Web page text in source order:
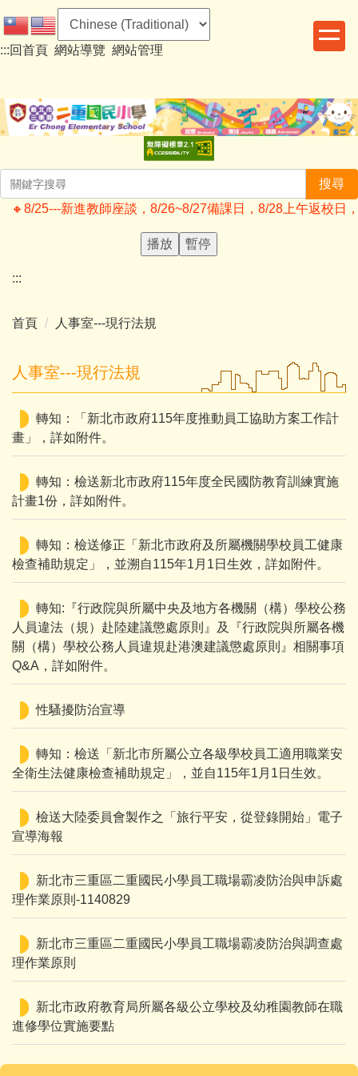
到
主
容
區
:::回首頁 網站導覽 網站管理
搜尋
🔸️8/25---新進教師座談，8/26~8/27備課日，8/28上午返校日
播放 暫停
:::
首頁 人事室---現行法規
人事室---現行法規
轉知：「新北市政府115年度推動員工協助方案工作計
畫」，詳如附件。
轉知：檢送新北市政府115年度全民國防教育訓練實施
計畫1份，詳如附件。
轉知：檢送修正「新北市政府及所屬機關學校員工健康
檢查補助規定」，並溯自115年1月1日生效，詳如附件。
轉知:『行政院與所屬中央及地方各機關（構）學校公務
人員違法（規）赴陸建議懲處原則』及『行政院與所屬各機
關（構）學校公務人員違規赴港澳建議懲處原則』相關事項
Q&A，詳如附件。
性騷擾防治宣導
轉知：檢送「新北市所屬公立各級學校員工適用職業安
全衛生法健康檢查補助規定」，並自115年1月1日生效。
檢送大陸委員會製作之「旅行平安，從登錄開始」電子
宣導海報
新北市三重區二重國民小學員工職場霸凌防治與申訴處
理作業原則-1140829
新北市三重區二重國民小學員工職場霸凌防治與調查處
理作業原則
新北市政府教育局所屬各級公立學校及幼稚園教師在職
進修學位實施要點